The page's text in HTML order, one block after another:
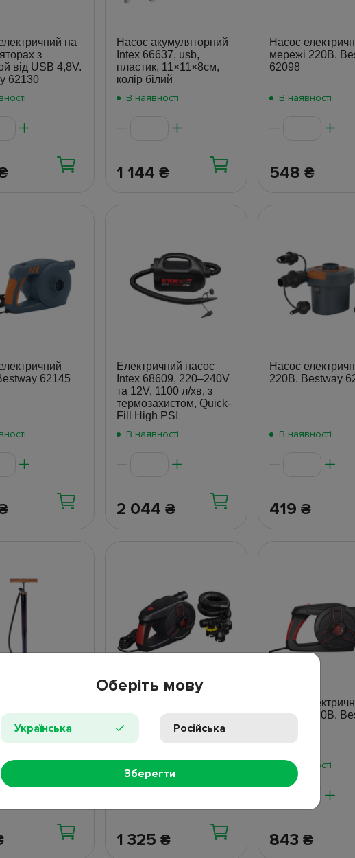
на
з
від USB 4,8V.
62130
Насос акумуляторний
Intex 66637, usb,
пластик, 11×11×8см,
колір білий
В наявності
1 144 ₴
Насос
мережі 220В.
62098
В наявності
548 ₴
62145
Електричний насос
Intex 68609, 220–240V
та 12V, 1100 л/хв, з
термозахистом, Quick-
Fill High PSI
В наявності
2 044 ₴
Насос
220В. Bestway
В наявності
419 ₴
PLUS
металевий
мережі 220В. Bestway
62247
1 325 ₴
Насос
мережі 220В.
В наявності
843 ₴
Оберіть мову
Українська Російська
Зберегти